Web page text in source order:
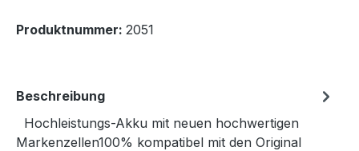
Produktnummer: 2051
Beschreibung
Hochleistungs-Akku mit neuen hochwertigen
Markenzellen100% kompatibel mit den Original